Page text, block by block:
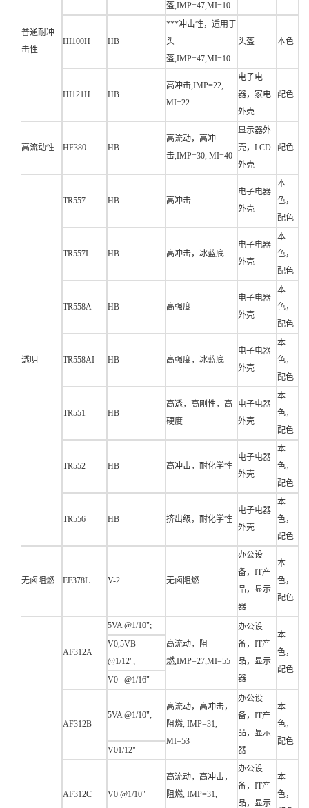
普通耐冲
击性
盔,IMP=47,MI=10
HI100H HB
***冲击性，适用于
头
盔,IMP=47,MI=10
头盔 本色
HI121H HB
高冲击,IMP=22,
MI=22
电子电
器，家电
外壳
配色
高流动性 HF380 HB
高流动，高冲
击,IMP=30, MI=40
显示器外
壳，LCD
外壳
配色
透明
TR557 HB 高冲击
电子电器
外壳
本
色，
配色
TR557I HB 高冲击，冰蓝底
电子电器
外壳
本
色，
配色
TR558A HB 高强度
电子电器
外壳
本
色，
配色
TR558AI HB 高强度，冰蓝底
电子电器
外壳
本
色，
配色
TR551 HB
高透，高刚性，高
硬度
电子电器
外壳
本
色，
配色
TR552 HB 高冲击，耐化学性
电子电器
外壳
本
色，
配色
TR556 HB 挤出级，耐化学性
电子电器
外壳
本
色，
配色
无卤阻燃 EF378L V-2 无卤阻燃
办公设
备，IT产
品，显示
器
本
色，
配色
AF312A
5VA @1/10";
高流动，阻
燃,IMP=27,MI=55
办公设
备，IT产
品，显示
器
本
色，
配色
V0,5VB
@1/12";
V0 @1/16"
AF312B
5VA @1/10";
高流动，高冲击，
阻燃, IMP=31,
MI=53
办公设
备，IT产
品，显示
器
本
色，
配色
V01/12"
AF312C V0 @1/10"
高流动，高冲击，
阻燃, IMP=31,
办公设
备，IT产
品，显示
本
色，